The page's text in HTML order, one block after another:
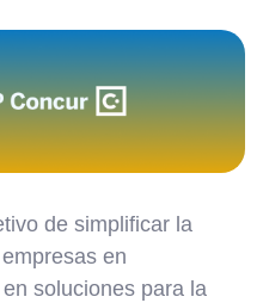
de simplificar la
en
soluciones para la